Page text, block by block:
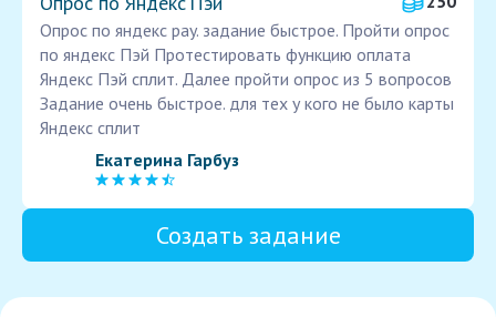
Опрос по яндекс pay. задание быстрое. Пройти опрос
по яндекс Пэй Протестировать функцию оплата
Яндекс Пэй сплит. Далее пройти опрос из 5 вопросов
Задание очень быстрое. для тех у кого не было карты
Яндекс сплит
Екатерина Гарбуз
Создать задание